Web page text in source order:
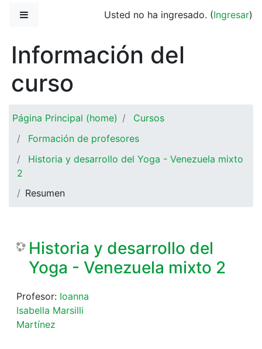
Usted no ha ingresado. (Ingresar)
Información del
curso
Página Principal (home)
Cursos
Formación de profesores
Historia y desarrollo del Yoga - Venezuela mixto
2
Resumen
Historia y desarrollo del
Yoga - Venezuela mixto 2
Profesor: Ioanna
Isabella Marsilli
Martínez